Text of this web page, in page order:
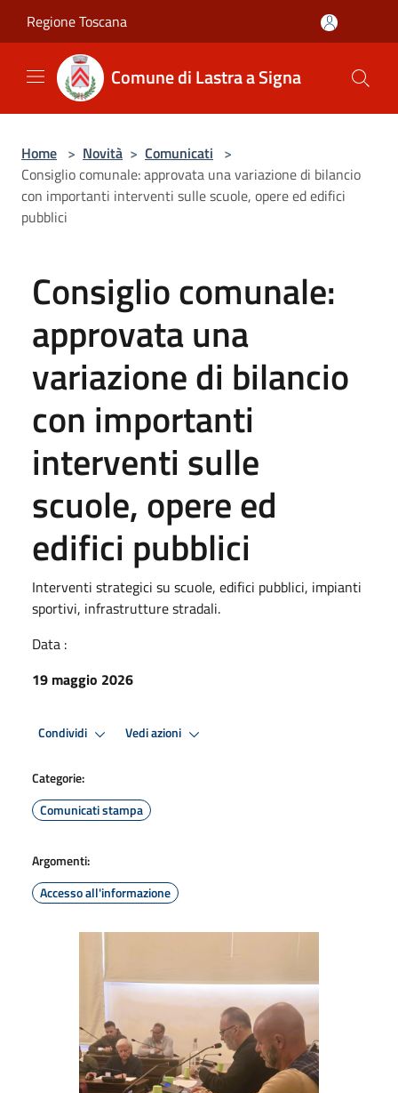
Regione Toscana
Comune di Lastra a Signa
Home > Novità > Comunicati >
Consiglio comunale: approvata una variazione di bilancio
con importanti interventi sulle scuole, opere ed edifici
pubblici
Consiglio comunale:
approvata una
variazione di bilancio
con importanti
interventi sulle
scuole, opere ed
edifici pubblici
Interventi strategici su scuole, edifici pubblici, impianti
sportivi, infrastrutture stradali.
Data :
19 maggio 2026
Condividi Vedi azioni
Categorie:
Comunicati stampa
Argomenti:
Accesso all'informazione